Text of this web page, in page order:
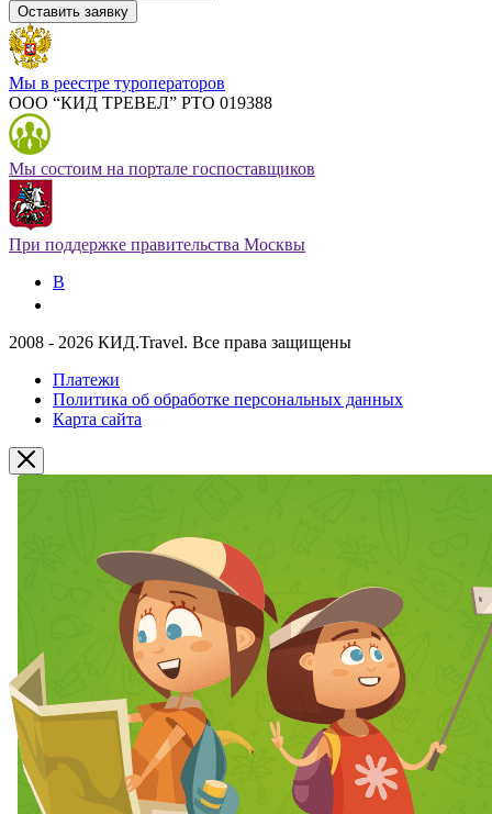
Оставить заявку
Мы в реестре туроператоров
ООО “КИД ТРЕВЕЛ” РТО 019388
Мы состоим на портале госпоставщиков
При поддержке правительства Москвы
В
2008 - 2026 КИД.Travel. Все права защищены
Платежи
Политика об обработке персональных данных
Карта сайта